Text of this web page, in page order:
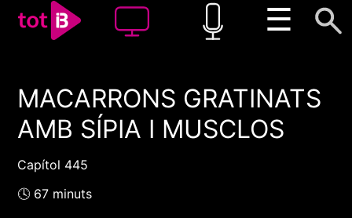
☰
00:00 00:00
1x
MACARRONS GRATINATS
AMB SÍPIA I MUSCLOS
Capítol 445
🕓 67 minuts